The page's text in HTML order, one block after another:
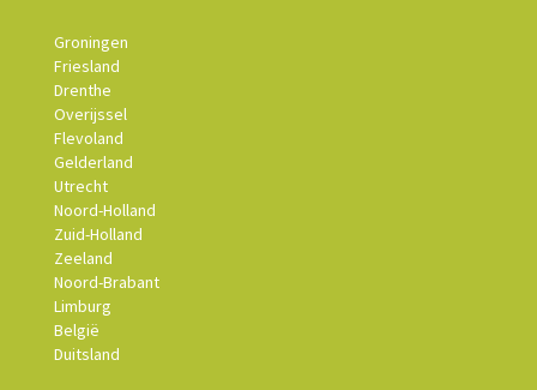
Groningen
Friesland
Drenthe
Overijssel
Flevoland
Gelderland
Utrecht
Noord-Holland
Zuid-Holland
Zeeland
Noord-Brabant
Limburg
België
Duitsland